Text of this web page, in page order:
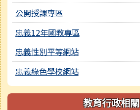
公開授課專區
忠義12年國教專區
忠義性別平等網站
忠義綠色學校網站
教育行政相關